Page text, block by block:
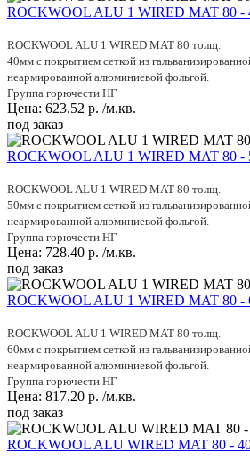
ROCKWOOL ALU 1 WIRED MAT 80 -
ROCKWOOL ALU 1 WIRED MAT 80 толщ.
40мм с покрытием сеткой из
неармированной алюминиевой фольгой.
Группа горючести НГ
Цена: 623.52 р. /м.кв.
под заказ
ROCKWOOL ALU 1 WIRED MAT 80 -
ROCKWOOL ALU 1 WIRED MAT 80 толщ.
50мм с покрытием сеткой из
неармированной алюминиевой фольгой.
Группа горючести НГ
Цена: 728.40 р. /м.кв.
под заказ
ROCKWOOL ALU 1 WIRED MAT 80 -
ROCKWOOL ALU 1 WIRED MAT 80 толщ.
60мм с покрытием сеткой из
неармированной алюминиевой фольгой.
Группа горючести НГ
Цена: 817.20 р. /м.кв.
под заказ
ROCKWOOL ALU WIRED MAT 80 -